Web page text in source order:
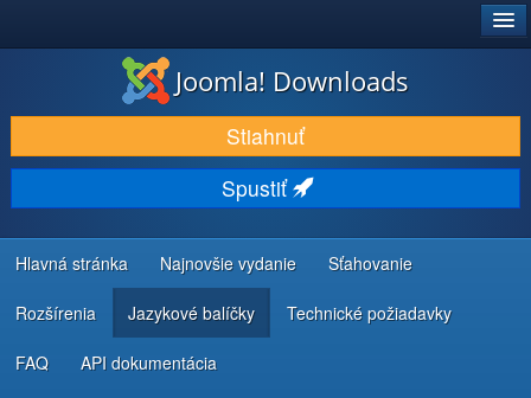
STIAHNUŤ & ROZŠÍRIŤ
OBJAVUJTE & UČTE SA
KOMUNITA & PODPORA
ZDROJE INFORMÁCIÍ PRE VÝVOJÁROV
Joomla! Downloads
Stiahnuť
Spustiť
Hlavná stránka Najnovšie vydanie Sťahovanie
Rozšírenia Jazykové balíčky Technické požiadavky
FAQ API dokumentácia